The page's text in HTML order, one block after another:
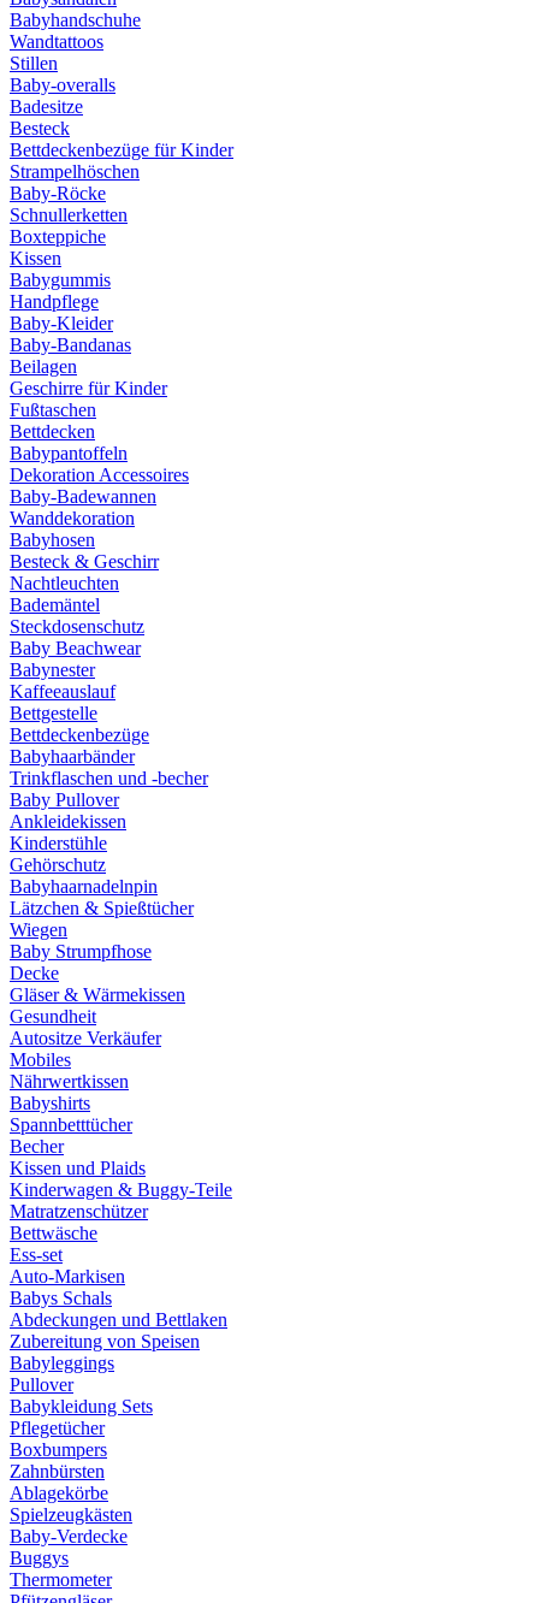
Babyhandschuhe
Wandtattoos
Stillen
Baby-overalls
Badesitze
Besteck
Bettdeckenbezüge für Kinder
Strampelhöschen
Baby-Röcke
Schnullerketten
Boxteppiche
Kissen
Babygummis
Handpflege
Baby-Kleider
Baby-Bandanas
Beilagen
Geschirre für Kinder
Fußtaschen
Bettdecken
Babypantoffeln
Dekoration Accessoires
Baby-Badewannen
Wanddekoration
Babyhosen
Besteck & Geschirr
Nachtleuchten
Bademäntel
Steckdosenschutz
Baby Beachwear
Babynester
Kaffeeauslauf
Bettgestelle
Bettdeckenbezüge
Babyhaarbänder
Trinkflaschen und -becher
Baby Pullover
Ankleidekissen
Kinderstühle
Gehörschutz
Babyhaarnadelnpin
Lätzchen & Spießtücher
Wiegen
Baby Strumpfhose
Decke
Gläser & Wärmekissen
Gesundheit
Autositze Verkäufer
Mobiles
Nährwertkissen
Babyshirts
Spannbetttücher
Becher
Kissen und Plaids
Kinderwagen & Buggy-Teile
Matratzenschützer
Bettwäsche
Ess-set
Auto-Markisen
Babys Schals
Abdeckungen und Bettlaken
Zubereitung von Speisen
Babyleggings
Pullover
Babykleidung Sets
Pflegetücher
Boxbumpers
Zahnbürsten
Ablagekörbe
Spielzeugkästen
Baby-Verdecke
Buggys
Thermometer